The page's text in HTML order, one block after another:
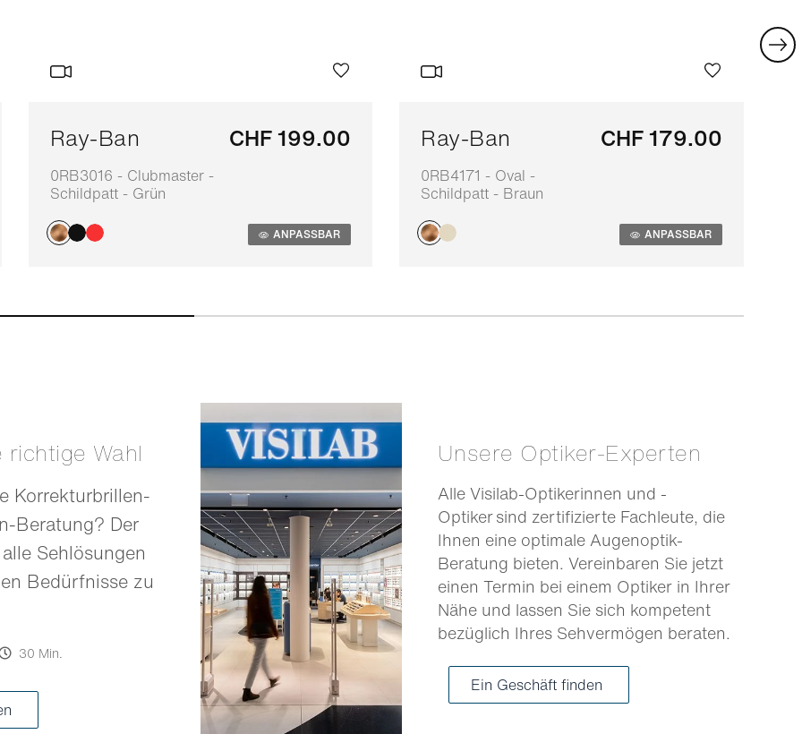
Ray-Ban
0RB3016 - Clubmaster -
Schildpatt - Grün
CHF 199.00
ANPASSBAR
Ray-Ban
0RB4171 - Oval -
Schildpatt - Braun
CHF 179.00
ANPASSBAR
richtige Wahl
Korrekturbrillen-
Beratung? Der
Sehlösungen
Bedürfnisse zu
30 Min.
Unsere Optiker-Experten
Alle Visilab-Optikerinnen und -
Optiker sind zertifizierte Fachleute, die
Ihnen eine optimale Augenoptik-
Beratung bieten. Vereinbaren Sie jetzt
einen Termin bei einem Optiker in Ihrer
Nähe und lassen Sie sich kompetent
bezüglich Ihres Sehvermögen beraten.
Ein Geschäft finden